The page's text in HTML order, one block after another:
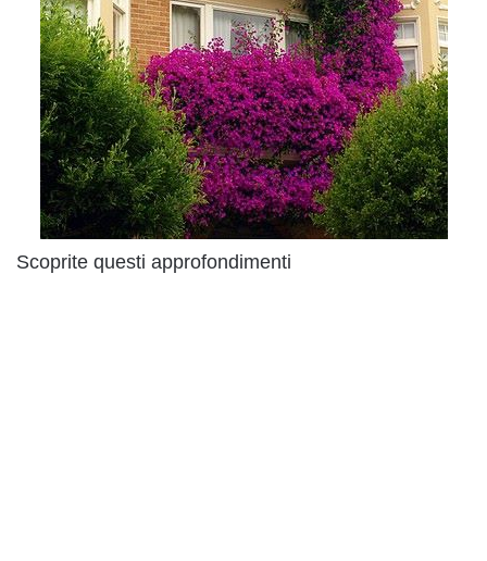
Scoprite questi approfondimenti